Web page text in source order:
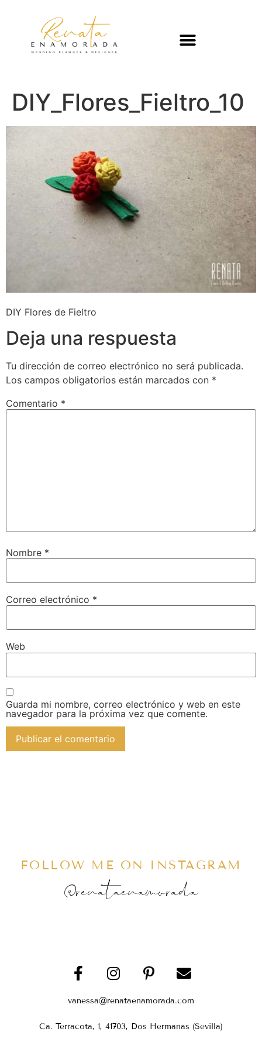
DIY_Flores_Fieltro_10
DIY Flores de Fieltro
Deja una respuesta
Tu dirección de correo electrónico no será publicada.
Los campos obligatorios están marcados con *
Comentario *
Nombre *
Correo electrónico *
Web
Guarda mi nombre, correo electrónico y web en este
navegador para la próxima vez que comente.
FOLLOW ME ON INSTAGRAM
@renataenamorada
vanessa@renataenamorada.com
Ca. Terracota, 1, 41703, Dos Hermanas (Sevilla)